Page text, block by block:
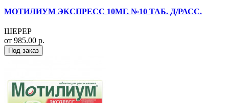
МОТИЛИУМ ЭКСПРЕСС 10МГ. №10 ТАБ. Д/РАСС.
ШЕРЕР
от 985.00 р.
Под заказ